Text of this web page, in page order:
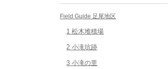
Field Guide 足尾地区
1 松木堆積場
2 小滝坑跡
3 小滝の里